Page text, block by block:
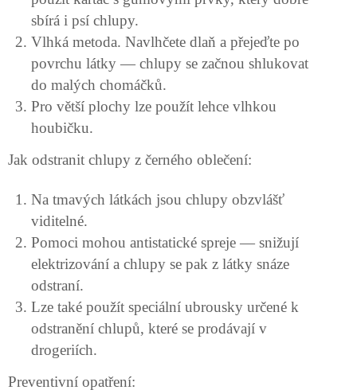
sbírá i psí chlupy.
Vlhká metoda. Navlhčete dlaň a přejeďte po
povrchu látky — chlupy se začnou shlukovat
do malých chomáčků.
Pro větší plochy lze použít lehce vlhkou
houbičku.
Jak odstranit chlupy z černého oblečení:
Na tmavých látkách jsou chlupy obzvlášť
viditelné.
Pomoci mohou antistatické spreje — snižují
elektrizování a chlupy se pak z látky snáze
odstraní.
Lze také použít speciální ubrousky určené k
odstranění chlupů, které se prodávají v
drogeriích.
Preventivní opatření: